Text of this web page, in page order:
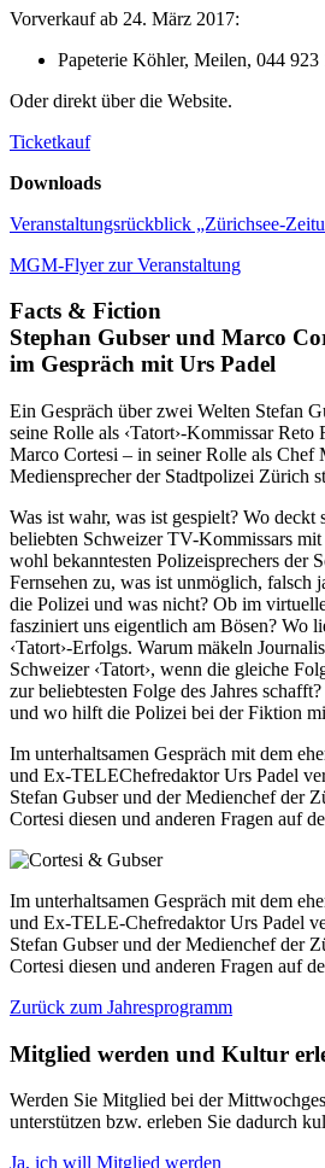
Vorverkauf ab 24. März 2017:
Papeterie Köhler, Meilen, 044 923
Oder direkt über die Website.
Ticketkauf
Downloads
Veranstaltungsrückblick „Zürichsee-
MGM-Flyer zur Veranstaltung
Facts & Fiction
Stephan Gubser und Marco
im Gespräch mit Urs Padel
Ein Gespräch über zwei Welten Stefan
seine Rolle als ‹Tatort›-Kommissar
Marco Cortesi – in seiner Rolle als Chef
Mediensprecher der Stadtpolizei Zürich
Was ist wahr, was ist gespielt? Wo
beliebten Schweizer TV-Kommissars
wohl bekanntesten Polizeisprechers der
Fernsehen zu, was ist unmöglich, falsch
die Polizei und was nicht? Ob im
fasziniert uns eigentlich am Bösen? Wo
‹Tatort›-Erfolgs. Warum mäkeln
Schweizer ‹Tatort›, wenn die gleiche
zur beliebtesten Folge des Jahres
und wo hilft die Polizei bei der Fiktion
Im unterhaltsamen Gespräch mit dem
und Ex-TELEChefredaktor Urs Padel
Stefan Gubser und der Medienchef der
Cortesi diesen und anderen Fragen auf
Im unterhaltsamen Gespräch mit dem
und Ex-TELE-Chefredaktor Urs Padel
Stefan Gubser und der Medienchef der
Cortesi diesen und anderen Fragen auf
Zurück zum Jahresprogramm
Mitglied werden und Kultur
Werden Sie Mitglied bei der
unterstützen bzw. erleben Sie dadurch
Ja, ich will Mitglied werden